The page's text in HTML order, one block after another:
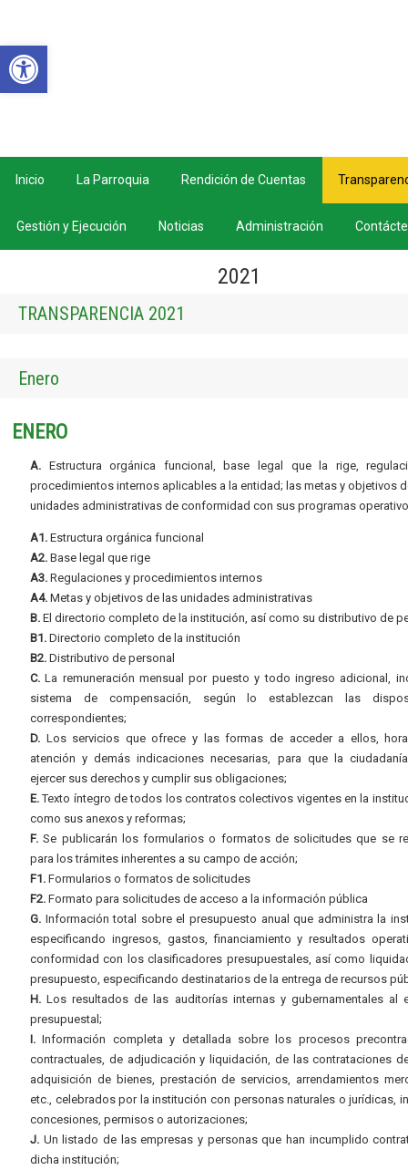
Inicio La Parroquia Rendición de Cuentas
Gestión y Ejecución Noticias Administración
2021
TRANSPARENCIA 2021
Enero
ENERO
A. Estructura orgánica funcional, base legal que la rige,
procedimientos internos aplicables a la entidad; las metas y objetivos
unidades administrativas de conformidad con sus programas
A1. Estructura orgánica funcional
A2. Base legal que rige
A3. Regulaciones y procedimientos internos
A4. Metas y objetivos de las unidades administrativas
B. El directorio completo de la institución, así como su distributivo de
B1. Directorio completo de la institución
B2. Distributivo de personal
C. La remuneración mensual por puesto y todo ingreso adicional,
sistema de compensación, según lo establezcan las
correspondientes;
D. Los servicios que ofrece y las formas de acceder a ellos,
atención y demás indicaciones necesarias, para que la
ejercer sus derechos y cumplir sus obligaciones;
E.Texto íntegro de todos los contratos colectivos vigentes en la
como sus anexos y reformas;
F. Se publicarán los formularios o formatos de solicitudes que se
para los trámites inherentes a su campo de acción;
F1. Formularios o formatos de solicitudes
F2. Formato para solicitudes de acceso a la información pública
G. Información total sobre el presupuesto anual que administra la
especificando ingresos, gastos, financiamiento y resultados
conformidad con los clasificadores presupuestales, así como
presupuesto, especificando destinatarios de la entrega de recursos
H. Los resultados de las auditorías internas y gubernamentales al
presupuestal;
I. Información completa y detallada sobre los procesos
contractuales, de adjudicación y liquidación, de las contrataciones
adquisición de bienes, prestación de servicios, arrendamientos
etc., celebrados por la institución con personas naturales o jurídicas,
concesiones, permisos o autorizaciones;
J. Un listado de las empresas y personas que han incumplido
dicha institución;
Abrir barra de herramientas